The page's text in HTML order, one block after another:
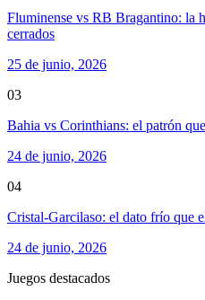
Fluminense vs RB Bragantino: la
cerrados
25 de junio, 2026
03
Bahia vs Corinthians: el patrón
24 de junio, 2026
04
Cristal-Garcilaso: el dato frío que
24 de junio, 2026
Juegos destacados